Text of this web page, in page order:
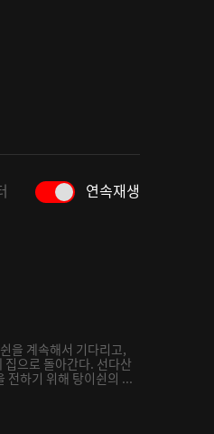
연속재생
을 계속해서 기다리고,
집으로 돌아간다. 선다산
전하기 위해 탕이쉰의 ...